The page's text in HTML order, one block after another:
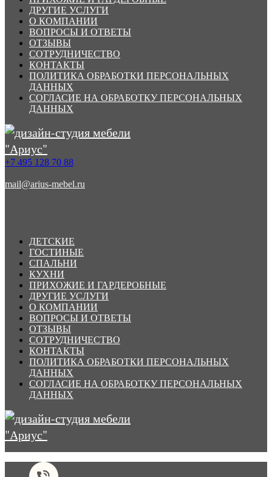
ДРУГИЕ УСЛУГИ
О КОМПАНИИ
ВОПРОСЫ И ОТВЕТЫ
ОТЗЫВЫ
СОТРУДНИЧЕСТВО
КОНТАКТЫ
ПОЛИТИКА ОБРАБОТКИ ПЕРСОНАЛЬНЫХ
ДАННЫХ
СОГЛАСИЕ НА ОБРАБОТКУ ПЕРСОНАЛЬНЫХ
ДАННЫХ
+7 495 128 70 88
mail@arius-mebel.ru
ДЕТСКИЕ
ГОСТИНЫЕ
СПАЛЬНИ
КУХНИ
ПРИХОЖИЕ И ГАРДЕРОБНЫЕ
ДРУГИЕ УСЛУГИ
О КОМПАНИИ
ВОПРОСЫ И ОТВЕТЫ
ОТЗЫВЫ
СОТРУДНИЧЕСТВО
КОНТАКТЫ
ПОЛИТИКА ОБРАБОТКИ ПЕРСОНАЛЬНЫХ
ДАННЫХ
СОГЛАСИЕ НА ОБРАБОТКУ ПЕРСОНАЛЬНЫХ
ДАННЫХ